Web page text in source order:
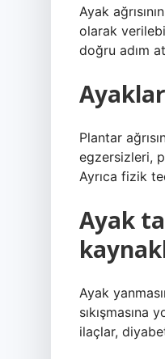
Ayak
olarak
doğru adım
Plantar
egzersizleri,
Ayrıca fizik
Ayak
Ayak
ilaçlar,